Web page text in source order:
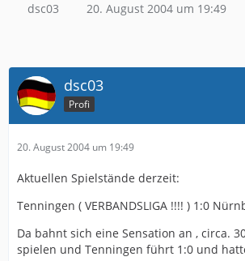
dsc03 20. August 2004 um 19:49
dsc03
Profi
20. August 2004 um 19:49
Aktuellen Spielstände derzeit:
Tenningen ( VERBANDSLIGA !!!! ) 1:0
Da bahnt sich eine Sensation an , circa.
spielen und Tenningen führt 1:0 und